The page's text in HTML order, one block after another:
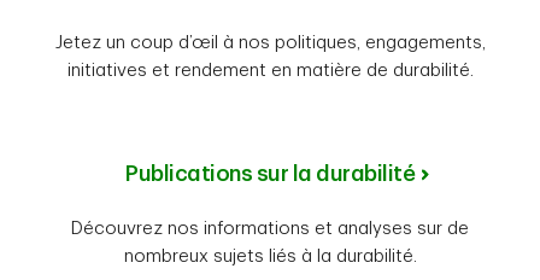
Jetez un coup d’œil à nos politiques, engagements,
initiatives et rendement en matière de durabilité.
Publications sur la durabilité
Découvrez nos informations et analyses sur de
nombreux sujets liés à la durabilité.